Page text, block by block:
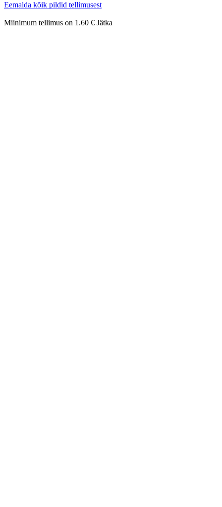
Eemalda kõik pildid tellimusest
Miinimum tellimus on 1.60 € Jätka